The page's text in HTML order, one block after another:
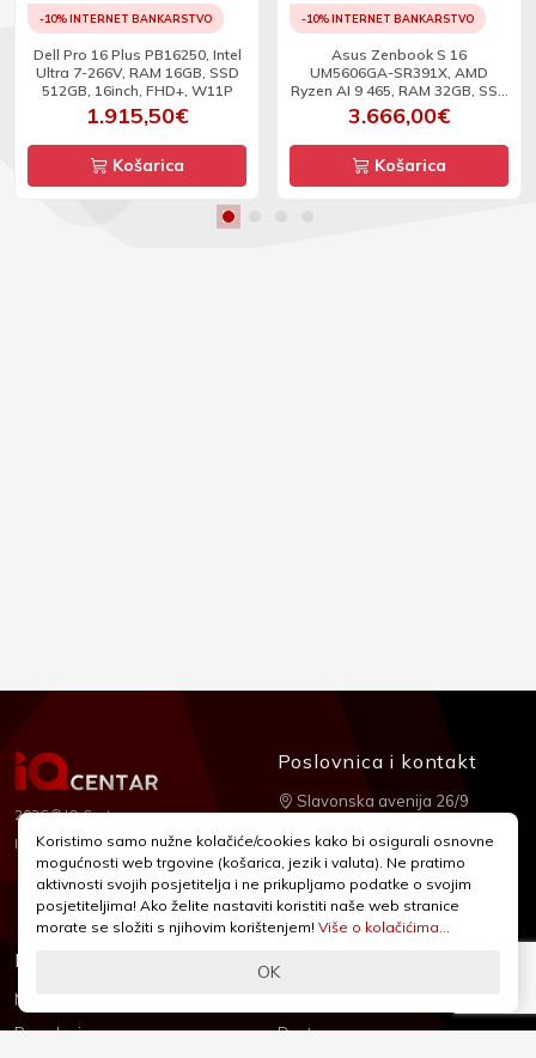
-10% INTERNET BANKARSTVO
Dell Pro 16 Plus PB16250, Intel
Ultra 7-266V, RAM 16GB, SSD
512GB, 16inch, FHD+, W11P
1.915,50€
Košarica
-10% INTERNET BANKARSTVO
Asus Zenbook S 16
UM5606GA-SR391X, AMD
Ryzen AI 9 465, RAM 32GB, SSD
2TB, 16inch, OLED 3K, TS,
120Hz, W11P -BEZ ADAPTERA
3.666,00€
Košarica
2026 © IQ Centar
Izrada:Nubilus
Informacije
Novosti & Promocije
Brandovi
Podrška
Dostava
Poslovnica i kontakt
Slavonska avenija 26/9
+385 1 2455 950
webshop@iqcentar.hr
Pon - Pet od 9 - 17h
Koristimo samo nužne kolačiće/cookies kako bi osigurali osnovne
mogućnosti web trgovine (košarica, jezik i valuta). Ne pratimo
aktivnosti svojih posjetitelja i ne prikupljamo podatke o svojim
posjetiteljima! Ako želite nastaviti koristiti naše web stranice
morate se složiti s njihovim korištenjem! Više o kolačićima...
OK